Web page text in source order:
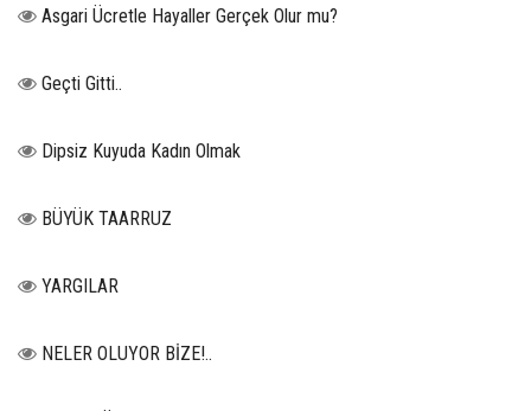
Asgari Ücretle Hayaller Gerçek Olur mu?
Geçti Gitti..
Dipsiz Kuyuda Kadın Olmak
BÜYÜK TAARRUZ
YARGILAR
NELER OLUYOR BİZE!..